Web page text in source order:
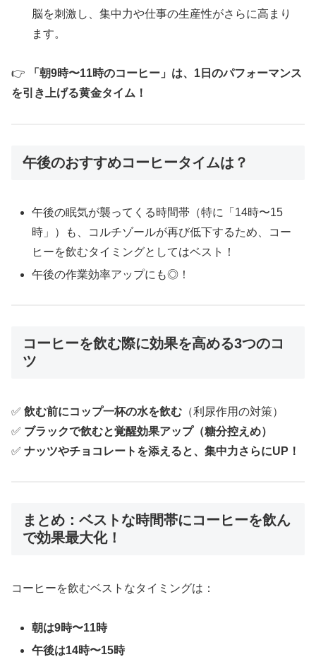
脳を刺激し、集中力や仕事の生産性がさらに高まり
ます。
👉
「朝9時〜11時のコーヒー」は、1日のパフォーマンス
を引き上げる黄金タイム！
午後のおすすめコーヒータイムは？
午後の眠気が襲ってくる時間帯（特に「14時〜15
時」）も、コルチゾールが再び低下するため、コー
ヒーを飲むタイミングとしてはベスト！
午後の作業効率アップにも◎！
コーヒーを飲む際に効果を高める3つのコ
ツ
✅ 飲む前にコップ一杯の水を飲む （利尿作用の対策）
✅ ブラックで飲むと覚醒効果アップ（糖分控えめ）
✅ ナッツやチョコレートを添えると、集中力さらにUP！
まとめ：ベストな時間帯にコーヒーを飲ん
で効果最大化！
コーヒーを飲むベストなタイミングは：
朝は9時〜11時
午後は14時〜15時